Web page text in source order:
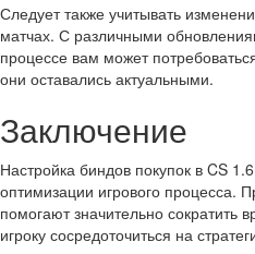
Следует также учитывать
матчах. С различными
процессе вам может
они оставались актуальными.
Заключение
Настройка биндов покупок в CS
оптимизации игрового процесса.
помогают значительно сократить
игроку сосредоточиться на